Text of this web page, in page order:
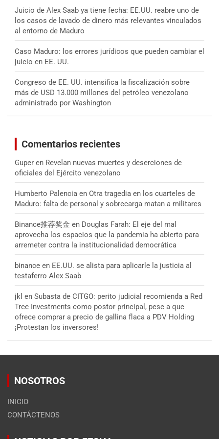
Juicio de Alex Saab ya tiene fecha: EE.UU. reabre uno de
los casos de lavado de dinero más relevantes vinculados
al entorno de Maduro
Caso Maduro: los errores jurídicos que pueden cambiar el
juicio en EE. UU.
Congreso de EE. UU. intensifica la fiscalización sobre
más de USD 13.000 millones del petróleo venezolano
administrado por Washington
Comentarios recientes
Guper en Revelan nuevas muertes y deserciones de
oficiales del Ejército venezolano
Humberto Palencia en Otra tragedia en los cuarteles de
Maduro: falta de personal y sobrecarga matan a militares
Binance推荐奖金 en Douglas Farah: El eje del mal
aprovecha los espacios que la pandemia ha abierto para
arremeter contra la institucionalidad democrática
binance en EE.UU. se alista para aplicarle la justicia al
testaferro Alex Saab
jkl en Subasta de CITGO: perito judicial recomienda a Red
Tree Investments como postor principal, pese a que
ofrece comprar a precio de gallina flaca a PDV Holding
¡Protestan los inversores!
NOSOTROS
INICIO
CONTÁCTENOS